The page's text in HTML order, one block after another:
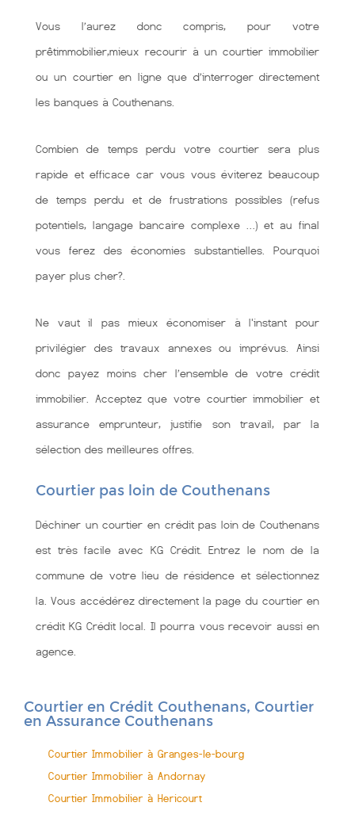
Vous l’aurez donc compris, pour votre
prêtimmobilier,mieux recourir à un courtier immobilier
ou un courtier en ligne que d’interroger directement
les banques à Couthenans.
Combien de temps perdu votre courtier sera plus
rapide et efficace car vous vous éviterez beaucoup
de temps perdu et de frustrations possibles (refus
potentiels, langage bancaire complexe …) et au final
vous ferez des économies substantielles. Pourquoi
payer plus cher?.
Ne vaut il pas mieux économiser à l'instant pour
privilégier des travaux annexes ou imprévus. Ainsi
donc payez moins cher l’ensemble de votre crédit
immobilier. Acceptez que votre courtier immobilier et
assurance emprunteur, justifie son travail, par la
sélection des meilleures offres.
Courtier pas loin de Couthenans
Déchiner un courtier en crédit pas loin de Couthenans
est très facile avec KG Crédit. Entrez le nom de la
commune de votre lieu de résidence et sélectionnez
la. Vous accédérez directement la page du courtier en
crédit KG Crédit local. Il pourra vous recevoir aussi en
agence.
Courtier en Crédit Couthenans, Courtier
en Assurance Couthenans
Courtier Immobilier à Granges-le-bourg
Courtier Immobilier à Andornay
Courtier Immobilier à Hericourt